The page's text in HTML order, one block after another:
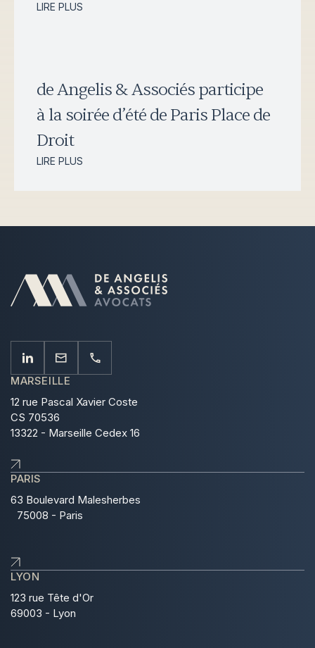
LIRE PLUS
de Angelis & Associés participe
à la soirée d’été de Paris Place de
Droit
LIRE PLUS
MARSEILLE
12 rue Pascal Xavier Coste
CS 70536
13322 - Marseille Cedex 16
PARIS
63 Boulevard Malesherbes
75008 - Paris
LYON
123 rue Tête d'Or
69003 - Lyon